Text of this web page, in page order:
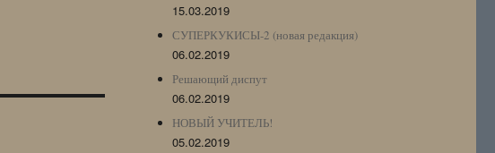
15.03.2019
СУПЕРКУКИСЫ-2 (новая редакция)
06.02.2019
Решающий диспут
06.02.2019
НОВЫЙ УЧИТЕЛЬ!
05.02.2019